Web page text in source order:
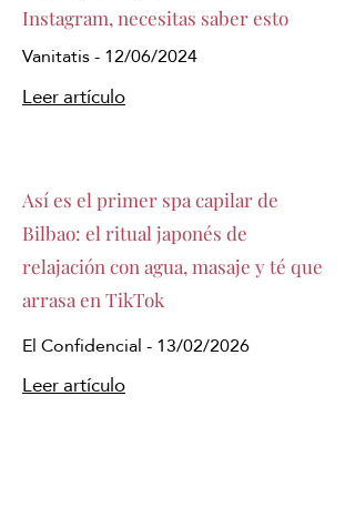
Instagram, necesitas saber esto
Vanitatis - 12/06/2024
Leer artículo
Así es el primer spa capilar de
Bilbao: el ritual japonés de
relajación con agua, masaje y té que
arrasa en TikTok
El Confidencial - 13/02/2026
Leer artículo